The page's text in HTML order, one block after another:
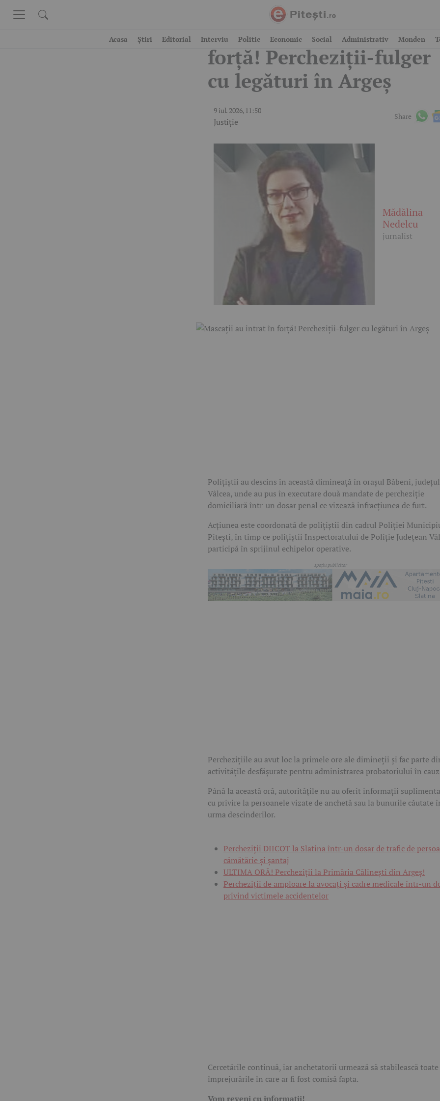
Acasa Știri Editorial Interviu Politic Economic Social Administrativ Monden
Mascații au intrat în
forță! Percheziții-fulger
cu legături în Argeș
9 iul. 2026, 11:50
Justiție
Share
Mădălina
Nedelcu
jurnalist
Polițiștii au descins în această dimineață în orașul Băbeni, județul
Vâlcea, unde au pus în executare două mandate de percheziție
domiciliară într-un dosar penal ce vizează infracțiunea de furt.
Acțiunea este coordonată de polițiștii din cadrul Poliției
Pitești, în timp ce polițiștii Inspectoratului de Poliție Județean
participă în sprijinul echipelor operative.
Perchezițiile au avut loc la primele ore ale dimineții și fac parte
activitățile desfășurate pentru administrarea probatoriului în
Până la această oră, autoritățile nu au oferit informații
cu privire la persoanele vizate de anchetă sau la bunurile căutate
urma descinderilor.
Percheziții DIICOT la Slatina într-un dosar de trafic de
cămătărie și șantaj
ULTIMA ORĂ! Percheziții la Primăria Călinești din Argeș!
Percheziții de amploare la avocați și cadre medicale într-un
privind victimele accidentelor
Cercetările continuă, iar anchetatorii urmează să stabilească toate
împrejurările în care ar fi fost comisă fapta.
Vom reveni cu informații!